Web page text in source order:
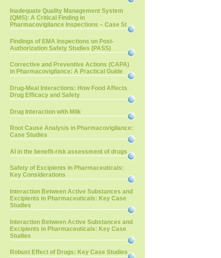
Inadequate Quality Management System
(QMS): A Critical Finding in
Pharmacovigilance Inspections – Case St
Findings of EMA Inspections on Post-
Authorization Safety Studies (PASS)
Corrective and Preventive Actions (CAPA)
in Pharmacovigilance: A Practical Guide
Drug-Meal Interactions: How Food Affects
Drug Efficacy and Safety
Drug Interaction with Milk
Root Cause Analysis in Pharmacovigilance:
Case Studies
AI in the benefit-risk assessment of drugs
Safety of Excipients in Pharmaceuticals:
Key Considerations
Interaction Between Active Substances and
Excipients in Pharmaceuticals: Key Case
Studies
Interaction Between Active Substances and
Excipients in Pharmaceuticals: Key Case
Studies
Robust Effect of Drugs: Key Case Studies